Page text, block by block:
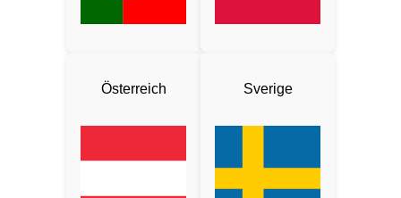
Österreich Sverige